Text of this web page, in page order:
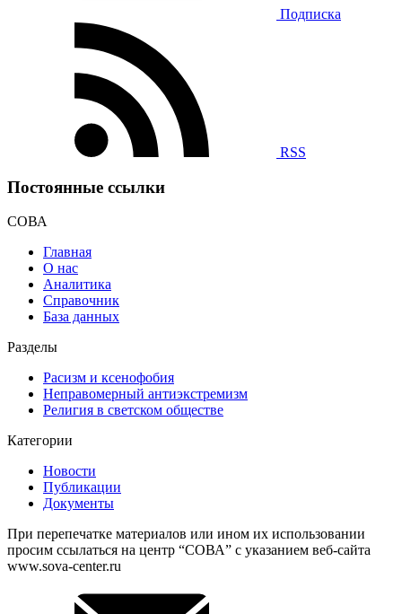
Подписка
RSS
Постоянные ссылки
СОВА
Главная
О нас
Аналитика
Справочник
База данных
Разделы
Расизм и ксенофобия
Неправомерный антиэкстремизм
Религия в светском обществе
Категории
Новости
Публикации
Документы
При перепечатке материалов или ином их использовании
просим ссылаться на центр “СОВА” с указанием веб-сайта
www.sova-center.ru